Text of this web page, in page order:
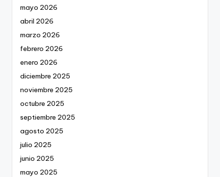
mayo 2026
abril 2026
marzo 2026
febrero 2026
enero 2026
diciembre 2025
noviembre 2025
octubre 2025
septiembre 2025
agosto 2025
julio 2025
junio 2025
mayo 2025